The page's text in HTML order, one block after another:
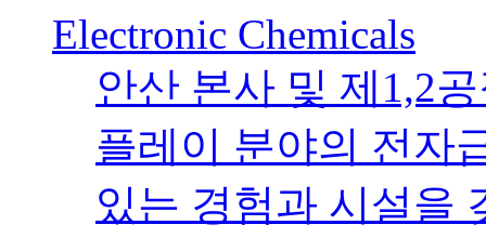
Electronic Chemicals
안산 본사 및 제1,2
플레이 분야의 전자
있는 경험과 시설을